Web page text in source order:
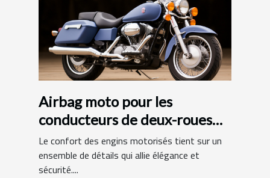
Airbag moto pour les
conducteurs de deux-roues
motorisés : quels avantages?
Le confort des engins motorisés tient sur un
ensemble de détails qui allie élégance et
sécurité....